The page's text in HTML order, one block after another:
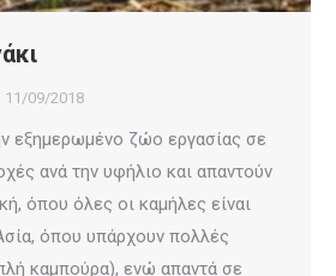
11/09/2018
εξημερωμένο ζώο εργασίας σε
ανά την υφήλιο και απαντούν
όπου όλες οι καμήλες είναι
όπου υπάρχουν πολλές
καμπούρα), ενώ απαντά σε